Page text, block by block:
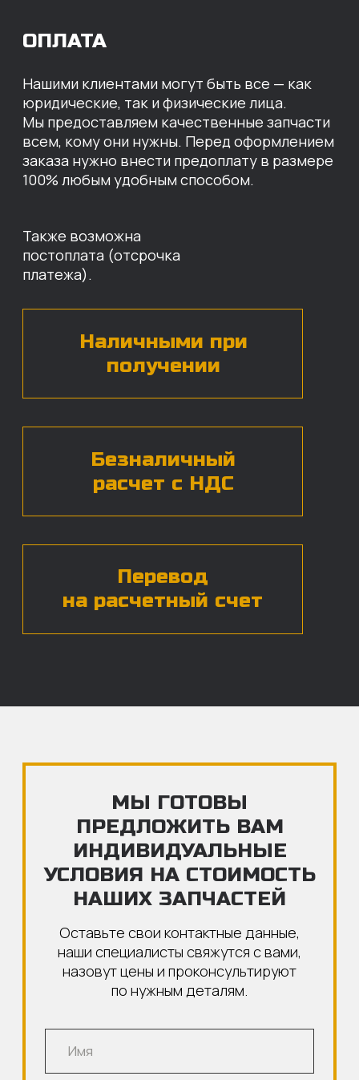
ПРЕДЛОЖИТЬ ВАМ
ИНДИВИДУАЛЬНЫЕ
УСЛОВИЯ НА СТОИМОСТЬ
НАШИХ ЗАПЧАСТЕЙ
Оставьте свои контактные данные,
наши специалисты свяжутся с вами,
назовут цены и проконсультируют
БЕСПЛАТНАЯ КОНСУЛЬТАЦИЯ
ЧАСТЫЕ ВОПРОСЫ